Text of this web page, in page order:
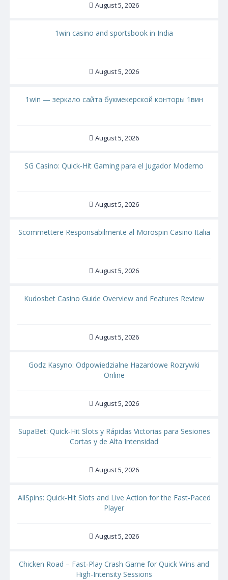
August 5, 2026
1win casino and sportsbook in India
August 5, 2026
1win — зеркало сайта букмекерской конторы 1вин
August 5, 2026
SG Casino: Quick‑Hit Gaming para el Jugador Moderno
August 5, 2026
Scommettere Responsabilmente al Morospin Casino Italia
August 5, 2026
Kudosbet Casino Guide Overview and Features Review
August 5, 2026
Godz Kasyno: Odpowiedzialne Hazardowe Rozrywki
Online
August 5, 2026
SupaBet: Quick‑Hit Slots y Rápidas Victorias para Sesiones
Cortas y de Alta Intensidad
August 5, 2026
AllSpins: Quick‑Hit Slots and Live Action for the Fast‑Paced
Player
August 5, 2026
Chicken Road – Fast‑Play Crash Game for Quick Wins and
High‑Intensity Sessions